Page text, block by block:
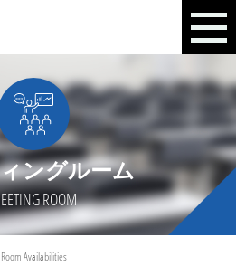
ングルーム
ROOM
Room Availabilities